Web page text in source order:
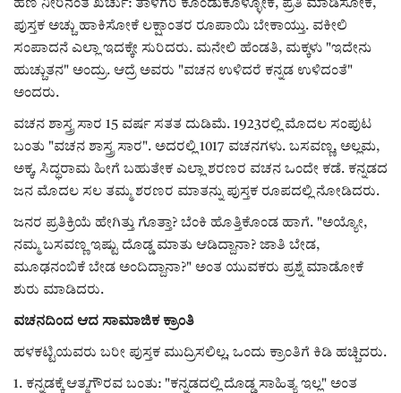
ಹಣ ನೀರಿನಂತೆ ಖರ್ಚು: ತಾಳೆಗರಿ ಕೊಂಡುಕೊಳ್ಳೋಕೆ, ಪ್ರತಿ ಮಾಡಿಸೋಕೆ,
ಪುಸ್ತಕ ಅಚ್ಚು ಹಾಕಿಸೋಕೆ ಲಕ್ಷಾಂತರ ರೂಪಾಯಿ ಬೇಕಾಯ್ತು. ವಕೀಲಿ
ಸಂಪಾದನೆ ಎಲ್ಲಾ ಇದಕ್ಕೇ ಸುರಿದರು. ಮನೇಲಿ ಹೆಂಡತಿ, ಮಕ್ಕಳು "ಇದೇನು
ಹುಚ್ಚುತನ" ಅಂದ್ರು. ಆದ್ರೆ ಅವರು "ವಚನ ಉಳಿದರೆ ಕನ್ನಡ ಉಳಿದಂತೆ"
ಅಂದರು.
ವಚನ ಶಾಸ್ತ್ರ ಸಾರ 15 ವರ್ಷ ಸತತ ದುಡಿಮೆ. 1923ರಲ್ಲಿ ಮೊದಲ ಸಂಪುಟ
ಬಂತು "ವಚನ ಶಾಸ್ತ್ರ ಸಾರ". ಅದರಲ್ಲಿ 1017 ವಚನಗಳು. ಬಸವಣ್ಣ, ಅಲ್ಲಮ,
ಅಕ್ಕ, ಸಿದ್ಧರಾಮ ಹೀಗೆ ಬಹುತೇಕ ಎಲ್ಲಾ ಶರಣರ ವಚನ ಒಂದೇ ಕಡೆ. ಕನ್ನಡದ
ಜನ ಮೊದಲ ಸಲ ತಮ್ಮ ಶರಣರ ಮಾತನ್ನು ಪುಸ್ತಕ ರೂಪದಲ್ಲಿ ನೋಡಿದರು.
ಜನರ ಪ್ರತಿಕ್ರಿಯೆ ಹೇಗಿತ್ತು ಗೊತ್ತಾ? ಬೆಂಕಿ ಹೊತ್ತಿಕೊಂಡ ಹಾಗೆ. "ಅಯ್ಯೋ,
ನಮ್ಮ ಬಸವಣ್ಣ ಇಷ್ಟು ದೊಡ್ಡ ಮಾತು ಆಡಿದ್ದಾನಾ? ಜಾತಿ ಬೇಡ,
ಮೂಢನಂಬಿಕೆ ಬೇಡ ಅಂದಿದ್ದಾನಾ?" ಅಂತ ಯುವಕರು ಪ್ರಶ್ನೆ ಮಾಡೋಕೆ
ಶುರು ಮಾಡಿದರು.
ವಚನದಿಂದ ಆದ ಸಾಮಾಜಿಕ ಕ್ರಾಂತಿ
ಹಳಕಟ್ಟಿಯವರು ಬರೀ ಪುಸ್ತಕ ಮುದ್ರಿಸಲಿಲ್ಲ, ಒಂದು ಕ್ರಾಂತಿಗೆ ಕಿಡಿ ಹಚ್ಚಿದರು.
1. ಕನ್ನಡಕ್ಕೆ ಆತ್ಮಗೌರವ ಬಂತು: "ಕನ್ನಡದಲ್ಲಿ ದೊಡ್ಡ ಸಾಹಿತ್ಯ ಇಲ್ಲ" ಅಂತ